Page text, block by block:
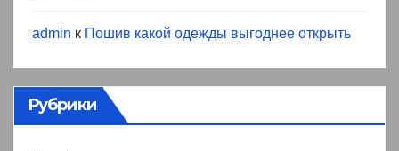
admin к Пошив какой одежды выгоднее открыть
Рубрики